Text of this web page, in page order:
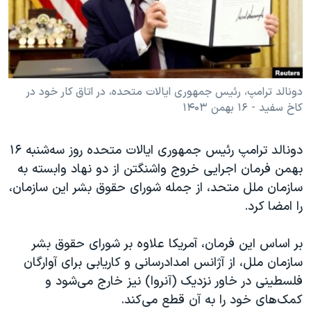
فرهنگ و زندگی
حقوق شهروندی
علم و فناوری
اسرائیل در جنگ
آرشیو پخش زنده
مستندها
انتخابات ریاست جمهوری آمریکا ۲۰۲۴
حمله جمهوری اسلامی به اسرائیل
رمز مهسا
ورزش زنان در ایران
مجموعه مستندهای دادخواهی
تریبونال مردمی آبان ۹۸
دادگاه حمید نوری
چهل سال گروگان‌گیری
قانون شفافیت دارائی کادر رهبری ایران
اعتراضات مردمی آبان ۹۸
دنبال کنید
زبانهای مختلف
دونالد ترامپ، رئیس جمهوری ایالات متحده، در اتاق کار خود در
کاخ سفید - ۱۶ بهمن ۱۴۰۳
دونالد ترامپ رئیس جمهوری ایالات متحده روز سه‌شنبه ۱۶
بهمن فرمان اجرایی خروج واشنگتن از دو نهاد وابسته به
سازمان ملل متحد، از جمله شورای حقوق بشر این سازمان،
را امضا کرد.
بر اساس این فرمان، آمریکا علاوه بر شورای حقوق بشر
سازمان ملل، از آژانس امدادرسانی و کاریابی برای آوارگان
فلسطینی در خاور نزدیک (آنروا) نیز خارج می‌شود و
کمک‌های خود را به آن قطع می‌کند.